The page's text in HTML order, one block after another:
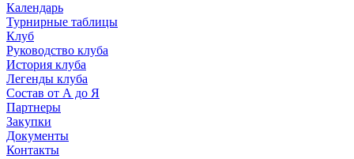
Календарь
Турнирные таблицы
Клуб
Руководство клуба
История клуба
Легенды клуба
Состав от А до Я
Партнеры
Закупки
Документы
Контакты